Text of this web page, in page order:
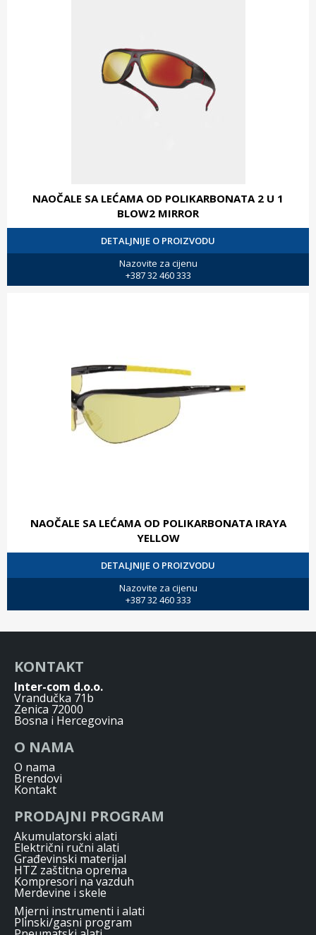
NAOČALE SA LEĆAMA OD POLIKARBONATA 2 U 1
BLOW2 MIRROR
DETALJNIJE O PROIZVODU
Nazovite za cijenu
+387 32 460 333
NAOČALE SA LEĆAMA OD POLIKARBONATA IRAYA
YELLOW
DETALJNIJE O PROIZVODU
Nazovite za cijenu
+387 32 460 333
KONTAKT
Inter-com d.o.o.
Vrandučka 71b
Zenica 72000
Bosna i Hercegovina
O NAMA
O nama
Brendovi
Kontakt
PRODAJNI PROGRAM
Akumulatorski alati
Električni ručni alati
Građevinski materijal
HTZ zaštitna oprema
Kompresori na vazduh
Merdevine i skele
Mjerni instrumenti i alati
Plinski/gasni program